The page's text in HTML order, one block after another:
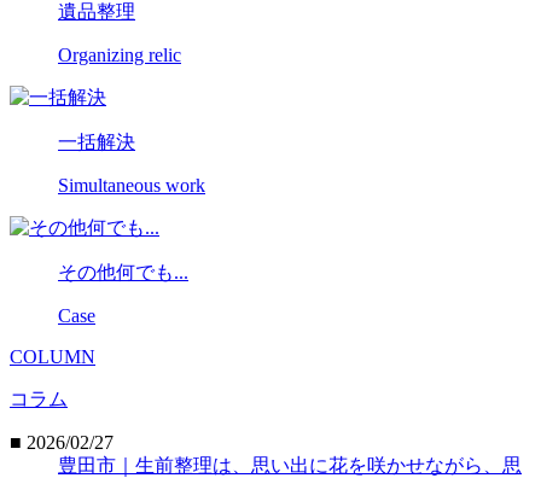
遺品整理
Organizing relic
一括解決
Simultaneous work
その他何でも...
Case
COLUMN
コラム
■ 2026/02/27
豊田市｜生前整理は、思い出に花を咲かせながら、思